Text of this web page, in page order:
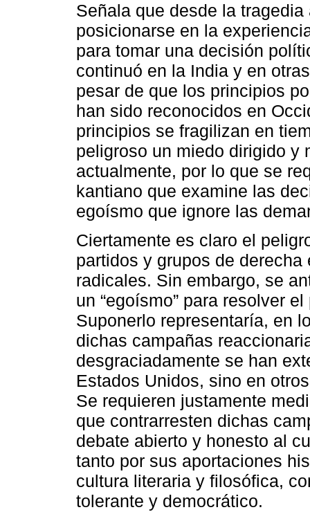
Señala que desde la
posicionarse en la
para tomar una decisión
continuó en la India y en
pesar de que los principios
han sido reconocidos en
principios se fragilizan en
peligroso un miedo dirigido y
actualmente, por lo que se
kantiano que examine las
egoísmo que ignore las
Ciertamente es claro el
partidos y grupos de
radicales. Sin embargo, se
un “egoísmo” para resolver
Suponerlo representaría, en
dichas campañas
desgraciadamente se han
Estados Unidos, sino en
Se requieren justamente
que contrarresten dichas
debate abierto y honesto al
tanto por sus aportaciones
cultura literaria y filosófica,
tolerante y democrático.